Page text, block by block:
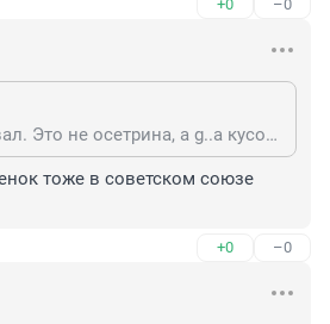
+0 –0
Покупал, пробовал. Это не осетрина, а g..а кусок, фермовая. Настоящая дикая осетрина на вкус напоминает молочного поросенка.
тоже в советском союзе
+0 –0